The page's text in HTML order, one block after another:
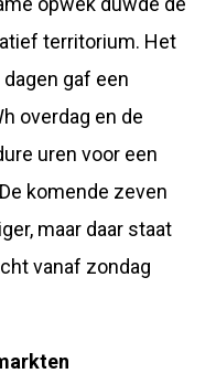
territorium. Het
gaf een
overdag en de
uren voor een
komende zeven
maar daar staat
vanaf zondag